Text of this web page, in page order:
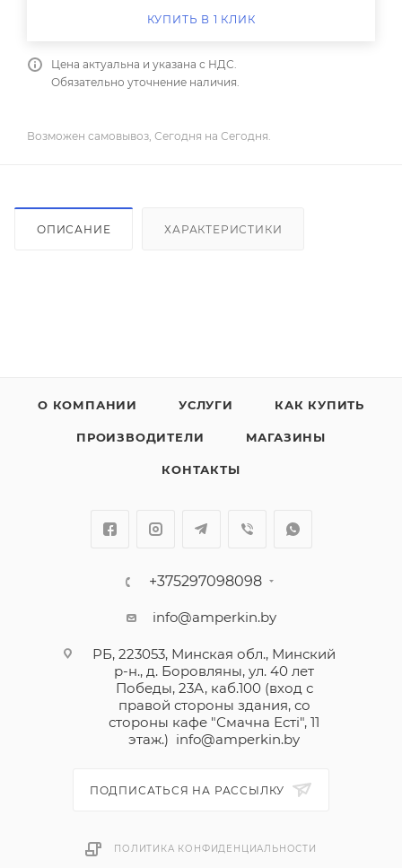
КУПИТЬ В 1 КЛИК
Цена актуальна и указана с НДС.
Обязательно уточнение наличия.
Возможен самовывоз, Сегодня на Сегодня.
ОПИСАНИЕ ХАРАКТЕРИСТИКИ
О КОМПАНИИ УСЛУГИ КАК КУПИТЬ
ПРОИЗВОДИТЕЛИ МАГАЗИНЫ
КОНТАКТЫ
+375297098098
info@amperkin.by
РБ, 223053, Минская обл., Минский
р-н., д. Боровляны, ул. 40 лет
Победы, 23А, каб.100 (вход с
правой стороны здания, со
стороны кафе "Смачна Естi", 11
этаж.) info@amperkin.by
ПОДПИСАТЬСЯ НА РАССЫЛКУ
ПОЛИТИКА КОНФИДЕНЦИАЛЬНОСТИ